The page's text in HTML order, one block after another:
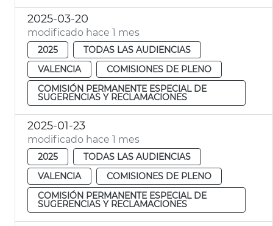
2025-03-20
modificado hace 1 mes
2025
TODAS LAS AUDIENCIAS
VALENCIA
COMISIONES DE PLENO
COMISIÓN PERMANENTE ESPECIAL DE
SUGERENCIAS Y RECLAMACIONES
2025-01-23
modificado hace 1 mes
2025
TODAS LAS AUDIENCIAS
VALENCIA
COMISIONES DE PLENO
COMISIÓN PERMANENTE ESPECIAL DE
SUGERENCIAS Y RECLAMACIONES